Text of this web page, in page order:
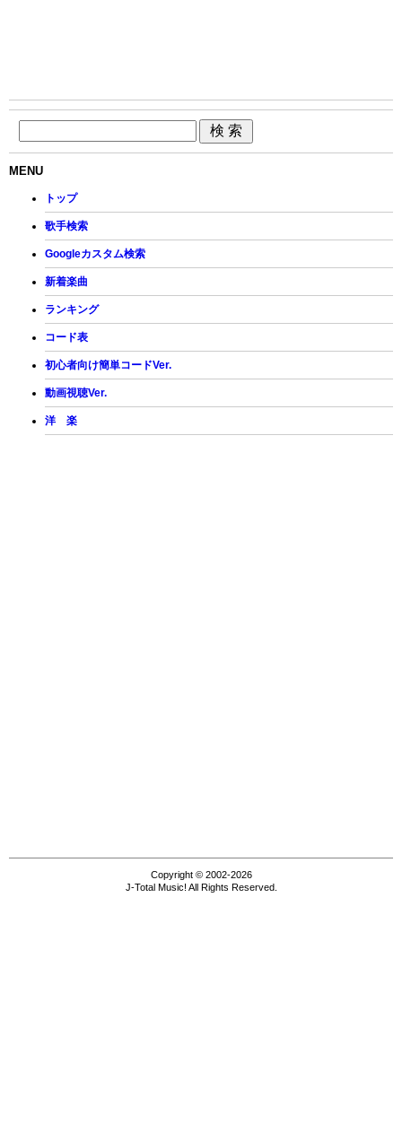
MENU
トップ
歌手検索
Googleカスタム検索
新着楽曲
ランキング
コード表
初心者向け簡単コードVer.
動画視聴Ver.
洋 楽
Copyright © 2002-2026
J-Total Music! All Rights Reserved.